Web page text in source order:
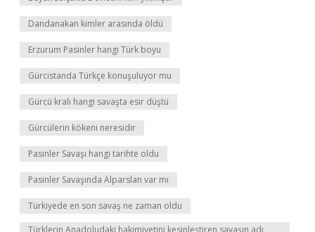
Dandanakan kimler arasında öldü
Erzurum Pasinler hangi Türk boyu
Gürcistanda Türkçe konuşuluyor mu
Gürcü kralı hangi savaşta esir düştü
Gürcülerin kökeni neresidir
Pasinler Savaşı hangi tarihte oldu
Pasinler Savaşında Alparslan var mı
Türkiyede en son savaş ne zaman oldu
Türklerin Anadoludaki hakimiyetini kesinleştiren savaşın adı